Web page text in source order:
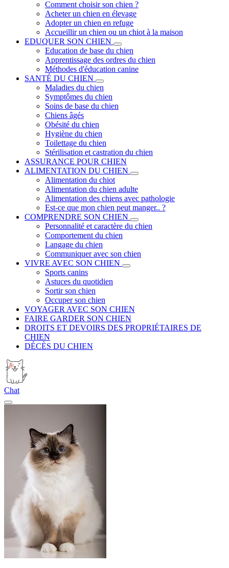
Comment choisir son chien ?
Acheter un chien en élevage
Adopter un chien en refuge
Accueillir un chien ou un chiot à la maison
EDUQUER SON CHIEN
Education de base du chien
Apprentissage des ordres du chien
Méthodes d'éducation canine
SANTÉ DU CHIEN
Maladies du chien
Symptômes du chien
Soins de base du chien
Chiens âgés
Obésité du chien
Hygiène du chien
Toilettage du chien
Stérilisation et castration du chien
ASSURANCE POUR CHIEN
ALIMENTATION DU CHIEN
Alimentation du chiot
Alimentation du chien adulte
Alimentation des chiens avec pathologie
Est-ce que mon chien peut manger.. ?
COMPRENDRE SON CHIEN
Personnalité et caractère du chien
Comportement du chien
Langage du chien
Communiquer avec son chien
VIVRE AVEC SON CHIEN
Sports canins
Astuces du quotidien
Sortir son chien
Occuper son chien
VOYAGER AVEC SON CHIEN
FAIRE GARDER SON CHIEN
DROITS ET DEVOIRS DES PROPRIÉTAIRES DE
CHIEN
DÉCÈS DU CHIEN
Chat